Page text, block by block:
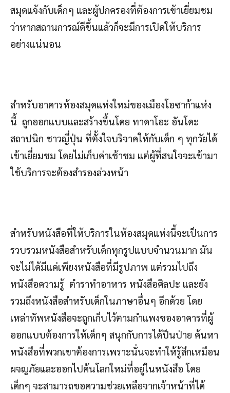
สมุดแจ้งกับเด็กๆ และผู้ปกครองที่ต้องการเข้าเยี่ยมชม
ว่าหากสถานการณ์ดีขึ้นแล้วก็จะมีการเปิดให้บริการ
อย่างแน่นอน
สำหรับอาคารห้องสมุดแห่งใหม่ของเมืองโอซาก้าแห่ง
นี้ ถูกออกแบบและสร้างขึ้นโดย ทาดาโอะ อันโดะ
สถาปนิก ชาวญี่ปุ่น ที่ตั้งใจบริจาคให้กับเด็ก ๆ ทุกวัยได้
เข้าเยี่ยมชม โดยไม่เก็บค่าเช้าชม แต่ผู้ที่สนใจจะเข้ามา
ใช้บริการจะต้องสำรองล่วงหน้า
สำหรับหนังสือที่ให้บริการในห้องสมุดแห่งนี้จะเป็นการ
รวบรวมหนังสือสำหรับเด็กทุกรูปแบบจำนวนมาก มัน
จะไม่ได้มีแค่เพียงหนังสือที่มีรูปภาพ แต่รวมไปถึง
หนังสือความรู้ ตำราทำอาหาร หนังสือศิลปะ และยัง
รวมถึงหนังสือสำหรับเด็กในภาษาอื่นๆ อีกด้วย โดย
เหล่าทัพหนังสือจะถูกเก็บไว้ตามกำแพงของอาคารที่ผู้
ออกแบบต้องการให้เด็กๆ สนุกกับการได้ปีนป่าย ค้นหา
หนังสือที่พวกเขาต้องการเพราะนั่นจะทำให้รู้สึกเหมือน
ผจญภัยและออกไปค้นโลกใหม่ที่อยู่ในหนังสือ โดย
เด็กๆ จะสามารถขอความช่วยเหลือจากเจ้าหน้าที่ได้